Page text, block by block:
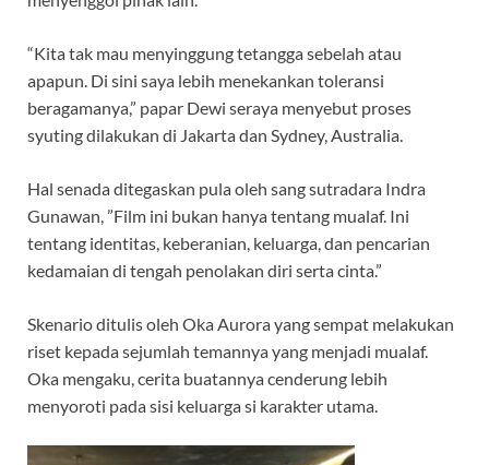
“Kita tak mau menyinggung tetangga sebelah atau
apapun. Di sini saya lebih menekankan toleransi
beragamanya,” papar Dewi seraya menyebut proses
syuting dilakukan di Jakarta dan Sydney, Australia.
Hal senada ditegaskan pula oleh sang sutradara Indra
Gunawan, ”Film ini bukan hanya tentang mualaf. Ini
tentang identitas, keberanian, keluarga, dan pencarian
kedamaian di tengah penolakan diri serta cinta.”
Skenario ditulis oleh Oka Aurora yang sempat melakukan
riset kepada sejumlah temannya yang menjadi mualaf.
Oka mengaku, cerita buatannya cenderung lebih
menyoroti pada sisi keluarga si karakter utama.